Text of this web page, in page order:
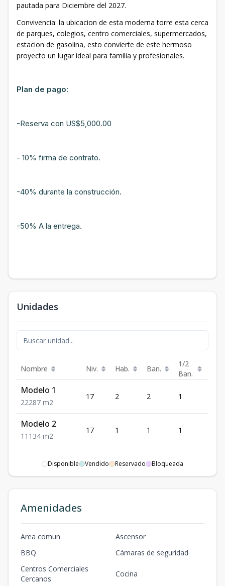
pautada para Diciembre del 2027.
Convivencia: la ubicacion de esta moderna torre esta cerca
de parques, colegios, centro comerciales, supermercados,
estacion de gasolina, esto convierte de este hermoso
proyecto un lugar ideal para familia y profesionales.
Plan de pago:
-Reserva con US$5,000.00
- 10% firma de contrato.
-40% durante la construcción.
-50% A la entrega.
Unidades
Nombre Niv. Hab. Ban.
1/2
Ban.
Modelo 1
22287 m2
17 2 2 1
Modelo 2
1 1 1 34 m2
17 1 1 1
Disponible Vendido Reservado Bloqueada
Amenidades
Area comun
Ascensor
BBQ
Cámaras de seguridad
Centros Comerciales
Cercanos
Cocina